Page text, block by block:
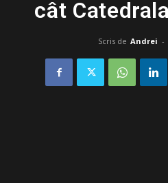
cât
Scris de Andrei -